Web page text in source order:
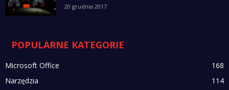
20 grudnia 2017
POPULARNE KATEGORIE
Microsoft Office
168
Narzędzia
114